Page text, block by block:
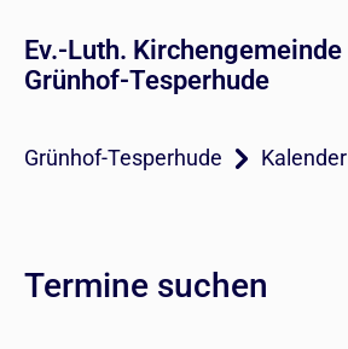
Ev.-Luth. Kirchengemeinde
Grünhof-Tesperhude
Grünhof-Tesperhude Kalender
Termine suchen